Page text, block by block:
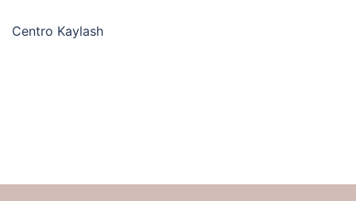
Centro Kaylash